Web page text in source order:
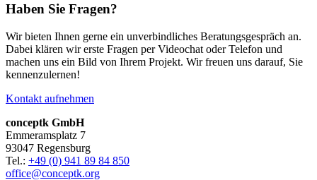
Haben Sie Fragen?
Wir bieten Ihnen gerne ein unverbindliches Beratungsgespräch an.
Dabei klären wir erste Fragen per Videochat oder Telefon und
machen uns ein Bild von Ihrem Projekt. Wir freuen uns darauf, Sie
kennenzulernen!
Kontakt aufnehmen
conceptk GmbH
Emmeramsplatz 7
93047 Regensburg
Tel.: +49 (0) 941 89 84 850
office@conceptk.org